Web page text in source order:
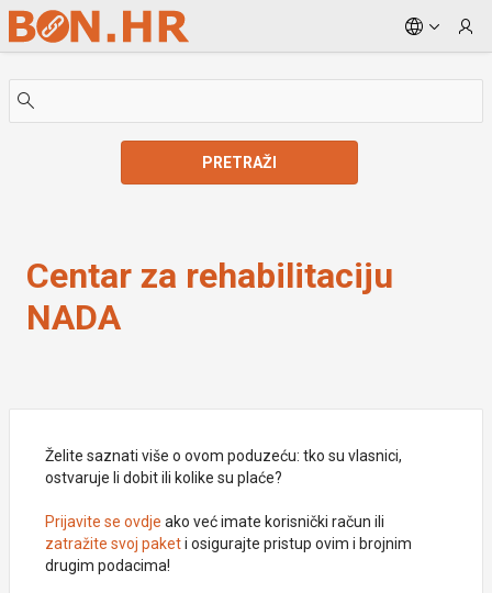
Skip to Main Content
PRETRAŽI
Centar za rehabilitaciju
NADA
Želite saznati više o ovom poduzeću: tko su vlasnici,
ostvaruje li dobit ili kolike su plaće?
Prijavite se ovdje ako već imate korisnički račun ili
zatražite svoj paketi osigurajte pristup ovim i brojnim
drugim podacima!